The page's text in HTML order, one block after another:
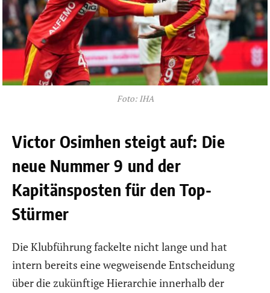
Foto: IHA
Victor Osimhen steigt auf: Die
neue Nummer 9 und der
Kapitänsposten für den Top-
Stürmer
Die Klubführung fackelte nicht lange und hat
intern bereits eine wegweisende Entscheidung
über die zukünftige Hierarchie innerhalb der